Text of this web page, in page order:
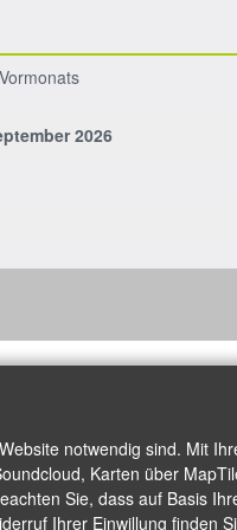
2026
notwendig sind. Mit
Karten über
Sie, dass auf Basis
Ihrer Einwillung finden